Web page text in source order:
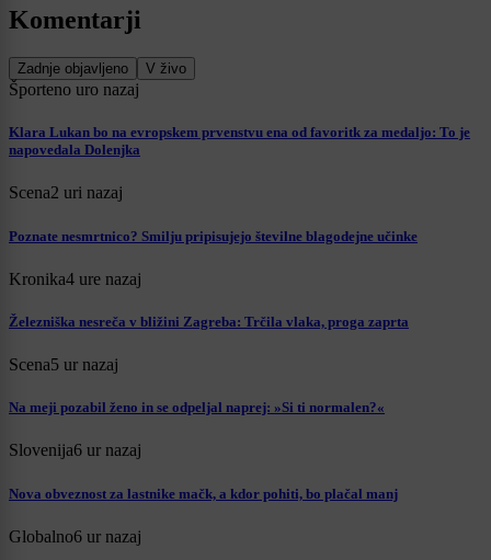
Komentarji
Zadnje objavljeno V živo
Športeno uro nazaj
Klara Lukan bo na evropskem prvenstvu ena od favoritk za medaljo: To je
napovedala Dolenjka
Scena2 uri nazaj
Poznate nesmrtnico? Smilju pripisujejo številne blagodejne učinke
Kronika4 ure nazaj
Železniška nesreča v bližini Zagreba: Trčila vlaka, proga zaprta
Scena5 ur nazaj
Na meji pozabil ženo in se odpeljal naprej: »Si ti normalen?«
Slovenija6 ur nazaj
Nova obveznost za lastnike mačk, a kdor pohiti, bo plačal manj
Globalno6 ur nazaj